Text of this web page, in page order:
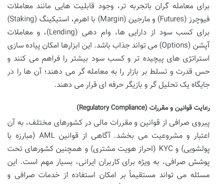
برای معامله گران باتجربه تر، وجود قابلیت هایی مانند معاملات
فیوچرز (Futures) و مارجین (Margin) با اهرم، استیکینگ (Staking)
برای کسب سود از دارایی ها، وام دهی (Lending)، و معاملات
آپشن (Options) می تواند جذاب باشد. این ابزارها امکان پیاده سازی
استراتژی های پیچیده تر و کسب سود بیشتر را فراهم می کنند و
حس قدرت و تسلط بر بازار را به معامله گر می دهند؛ آن ها را در
جایگاه یک تحلیل گر و بازیگر حرفه ای قرار می دهند.
رعایت قوانین و مقررات (Regulatory Compliance)
پیروی صرافی از قوانین و مقررات مالی در کشورهای مختلف، به آن
اعتبار و مشروعیت می بخشد. آگاهی از قوانین AML (مبارزه با
پولشویی) و KYC (احراز هویت مشتری) و همچنین کشورهای تحت
پوشش صرافی، به ویژه برای کاربران ایرانی، بسیار مهم است. این
مسئله می تواند مستقیماً بر امکان استفاده از خدمات صرافی و